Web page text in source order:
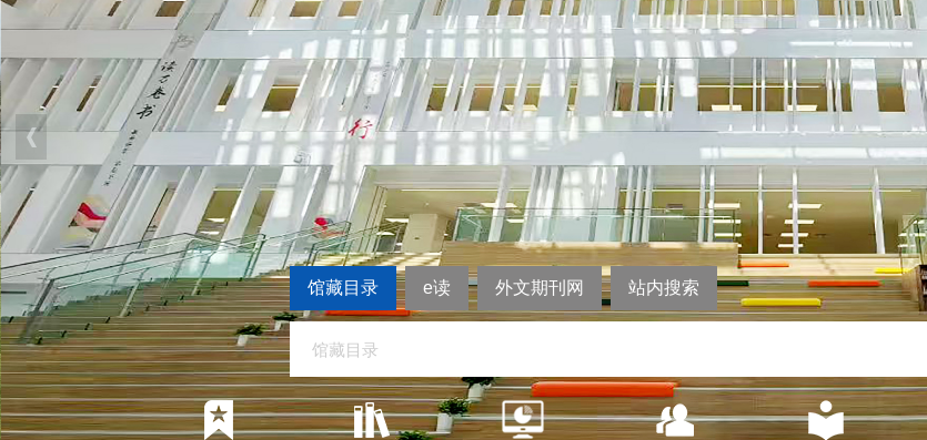
馆藏目录 e读 外文期刊网 站内搜索